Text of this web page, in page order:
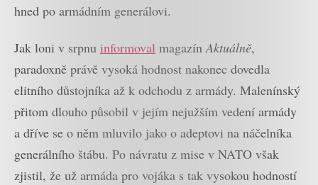
hned po armádním generálovi.
Jak loni v srpnu informoval magazínAktuálně,
paradoxně právě vysoká hodnost nakonec dovedla
elitního důstojníka až k odchodu z armády. Malenínský
přitom dlouho působil v jejím nejužším vedení armády
a dříve se o něm mluvilo jako o adeptovi na náčelníka
generálního štábu. Po návratu z mise v NATO však
zjistil, že už armáda pro vojáka s tak vysokou hodností